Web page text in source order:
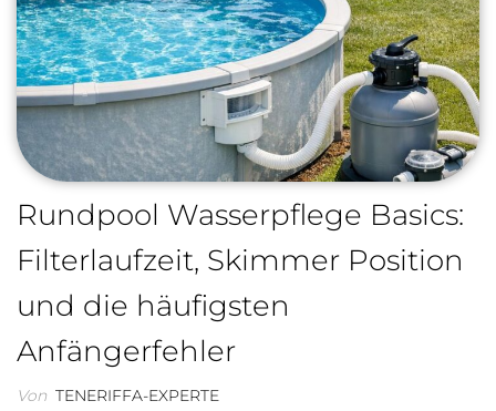
Rundpool Wasserpflege Basics:
Filterlaufzeit, Skimmer Position
und die häufigsten
Anfängerfehler
Von TENERIFFA-EXPERTE